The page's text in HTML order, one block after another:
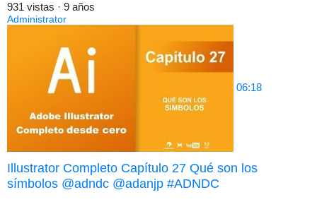
931 vistas · 9 años
Administrator
06:18
Illustrator Completo Capítulo 27 Qué son los
símbolos @adndc @adanjp #ADNDC